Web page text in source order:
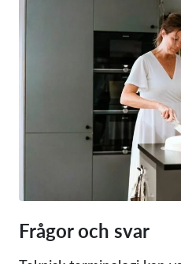
Frågor och svar